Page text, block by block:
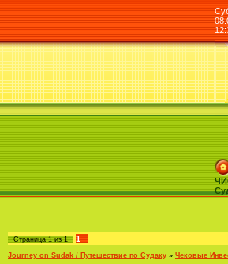
Страница1из1 1
Journey on Sudak / Путешествие по Судаку » Чековые